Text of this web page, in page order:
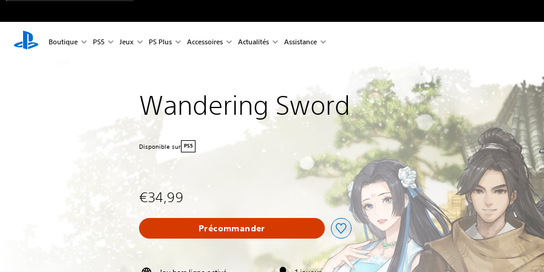
Boutique PS5 Jeux PS Plus Accessoires Actualités Assistance
Wandering Sword
Disponible sur PS5
€34,99
Précommander